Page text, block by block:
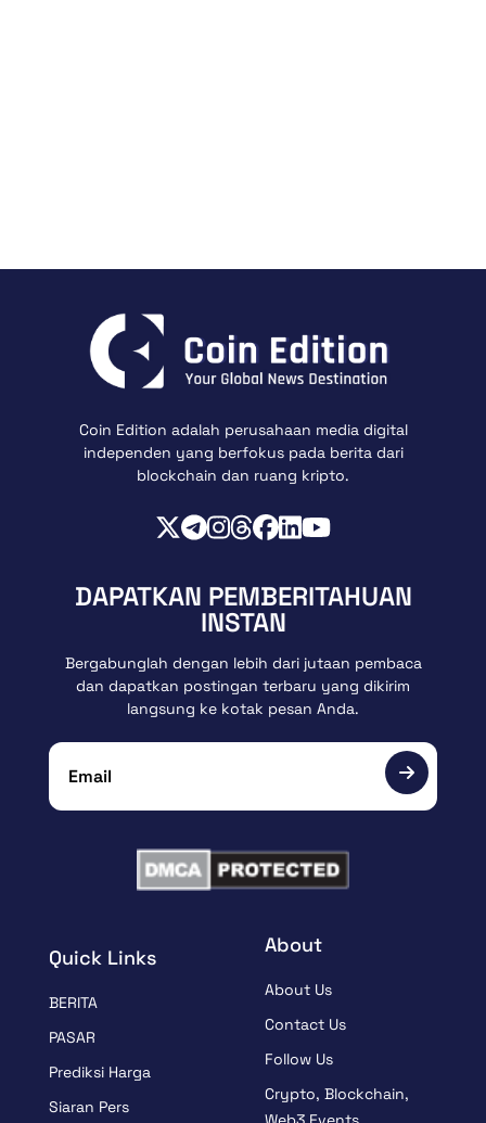
Coin Edition adalah perusahaan media digital
independen yang berfokus pada berita dari
blockchain dan ruang kripto.
Quick Links
BERITA
PASAR
Prediksi Harga
Siaran Pers
About
About Us
Contact Us
Follow Us
Crypto, Blockchain,
DAPATKAN PEMBERITAHUAN
INSTAN
Bergabunglah dengan lebih dari jutaan pembaca
dan dapatkan postingan terbaru yang dikirim
langsung ke kotak pesan Anda.